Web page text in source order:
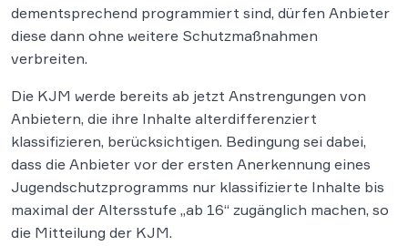
dementsprechend programmiert sind, dürfen Anbieter
diese dann ohne weitere Schutzmaßnahmen
verbreiten.
Die KJM werde bereits ab jetzt Anstrengungen von
Anbietern, die ihre Inhalte alterdifferenziert
klassifizieren, berücksichtigen. Bedingung sei dabei,
dass die Anbieter vor der ersten Anerkennung eines
Jugendschutzprogramms nur klassifizierte Inhalte bis
maximal der Altersstufe „ab 16“ zugänglich machen, so
die Mitteilung der KJM.